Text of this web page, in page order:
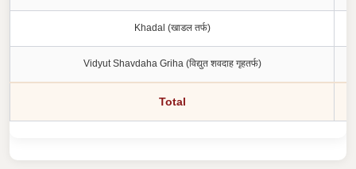
Khadal (खाडल तर्फ)
Vidyut Shavdaha Griha (विद्युत शवदाह गृहतर्फ)
Total